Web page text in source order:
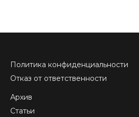
Политика конфиденциальности
Отказ от ответственности
Архив
Статьи